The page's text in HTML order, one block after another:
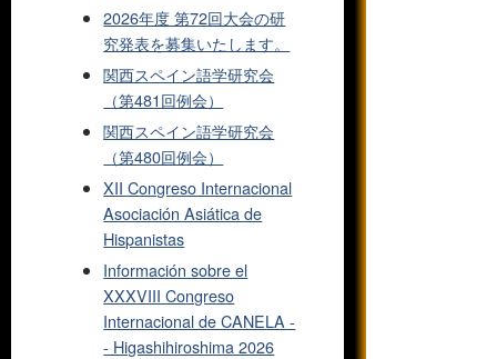
2026年度 第72回大会の研
究発表を募集いたします。
関西スペイン語学研究会
（第481回例会）
関西スペイン語学研究会
（第480回例会）
XII Congreso Internacional
Asociación Asiática de
Hispanistas
Información sobre el
XXXVIII Congreso
Internacional de CANELA -
- Higashihiroshima 2026